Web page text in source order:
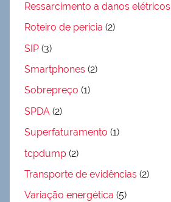
Ressarcimento a danos elétricos
Roteiro de perícia (2)
SIP (3)
Smartphones (2)
Sobrepreço (1)
SPDA (2)
Superfaturamento (1)
tcpdump (2)
Transporte de evidências (2)
Variação energética (5)